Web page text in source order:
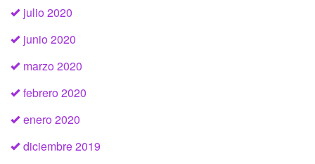
julio 2020
junio 2020
marzo 2020
febrero 2020
enero 2020
diciembre 2019